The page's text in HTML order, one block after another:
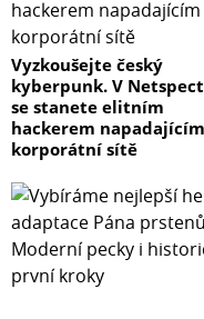
Vyzkoušejte český
kyberpunk. V
se stanete elitním
hackerem napadajícím
korporátní sítě